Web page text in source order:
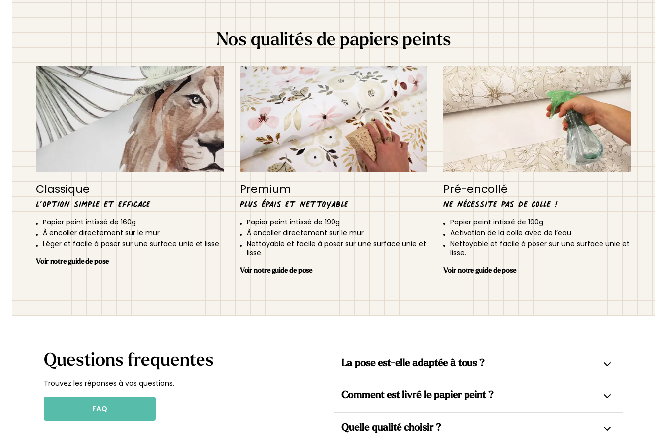
Nos qualités de papiers peints
Classique
L’option simple et efficace
Papier peint intissé de 160g
À encoller directement sur le mur
Léger et facile à poser sur une surface unie et lisse.
Voir notre guide de pose
Premium
Plus épais et nettoyable
Papier peint intissé de 190g
À encoller directement sur le mur
Nettoyable et facile à poser sur une surface unie et
lisse.
Voir notre guide de pose
Pré-encollé
Ne nécessite pas de colle !
Papier peint intissé de 190g
Activation de la colle avec de l’eau
Nettoyable et facile à poser sur une surface unie et
lisse.
Voir notre guide de pose
Questions frequentes
Trouvez les réponses à vos questions.
FAQ
La pose est-elle adaptée à tous ?
directement sur le mur et de gagner en simplicité dès la pose.
Chaque modèle est fabriqué sur mesure, en lés prêts à poser, numérotés et
parfaitement raccordés : pour une pose sans prise de tête et sans découpe (ou
très peu). Professionnels comme débutants peuvent les installer facilement en
Comment est livré le papier peint ?
mur, puis découpé en plusieurs lés de tailles égales, prêts à poser pour faciliter
l’installation. Les lés sont soigneusement vérifiés, enroulés et emballés avant
Quelle qualité choisir ?